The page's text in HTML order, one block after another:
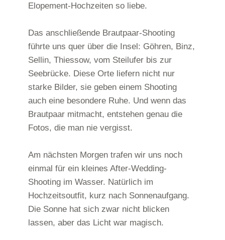
Elopement-Hochzeiten so liebe.
Das anschließende Brautpaar-Shooting
führte uns quer über die Insel: Göhren, Binz,
Sellin, Thiessow, vom Steilufer bis zur
Seebrücke. Diese Orte liefern nicht nur
starke Bilder, sie geben einem Shooting
auch eine besondere Ruhe. Und wenn das
Brautpaar mitmacht, entstehen genau die
Fotos, die man nie vergisst.
Am nächsten Morgen trafen wir uns noch
einmal für ein kleines After-Wedding-
Shooting im Wasser. Natürlich im
Hochzeitsoutfit, kurz nach Sonnenaufgang.
Die Sonne hat sich zwar nicht blicken
lassen, aber das Licht war magisch.